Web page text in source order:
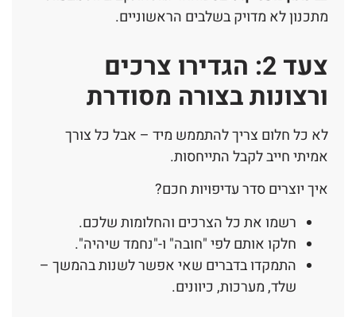
מתכנון לא מדויק בשלבים הראשוניים.
צעד 2: הגדירו צרכים
ורצונות בצורה מסודרת
לא כל חלום צריך להתממש מיד – אבל כל צורך
אמיתי חייב לקבל התייחסות.
איך יוצרים סדר עדיפויות חכם?
רשמו את כל הצרכים והחלומות שלכם.
חלקו אותם לפי "חובה" ו-"נחמד שיהיה".
התמקדו בדברים שאי אפשר לשנות בהמשך –
שלד, מערכות, כיוונים.